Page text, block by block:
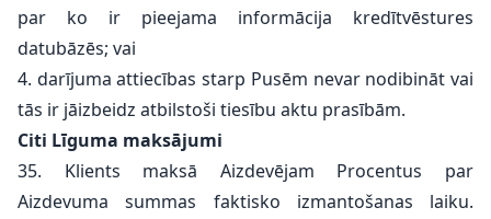
par ko ir pieejama informācija kredītvēstures
datubāzēs; vai
4. darījuma attiecības starp Pusēm nevar nodibināt vai
tās ir jāizbeidz atbilstoši tiesību aktu prasībām.
Citi Līguma maksājumi
35. Klients maksā Aizdevējam Procentus par
Aizdevuma summas faktisko izmantošanas laiku.